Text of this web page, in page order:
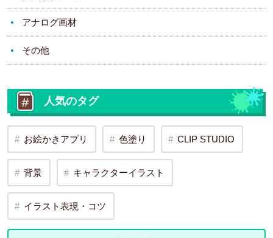
アナログ画材
その他
人気のタグ
お絵かきアプリ 色塗り CLIP STUDIO
背景 キャラクターイラスト
イラスト表現・コツ